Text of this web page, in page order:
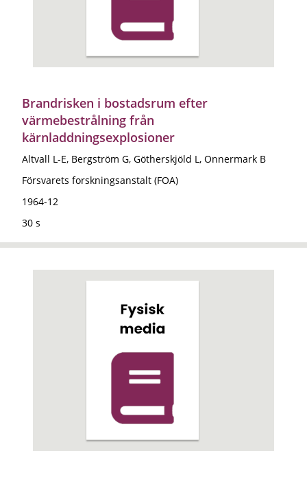
Brandrisken i bostadsrum efter
värmebestrålning från
kärnladdningsexplosioner
Altvall L-E, Bergström G, Götherskjöld L, Onnermark B
Försvarets forskningsanstalt (FOA)
1964-12
30 s